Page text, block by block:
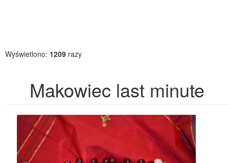
Wyświetlono: 1209 razy
Makowiec last minute